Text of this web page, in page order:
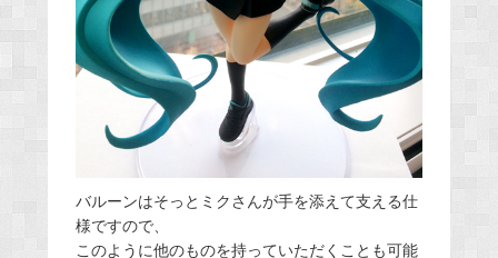
バルーンはそっとミクさんが手を添えて支える仕
様ですので、
このように他のものを持っていただくことも可能